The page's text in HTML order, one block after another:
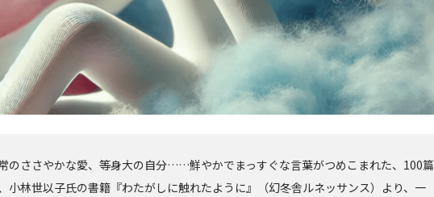
のささやかな愛、等身大の自分……鮮やかでまっすぐな言葉がつめこまれた、100篇
林世以子氏の書籍『わたがしに触れたように』（幻冬舎ルネッサンス）より、一